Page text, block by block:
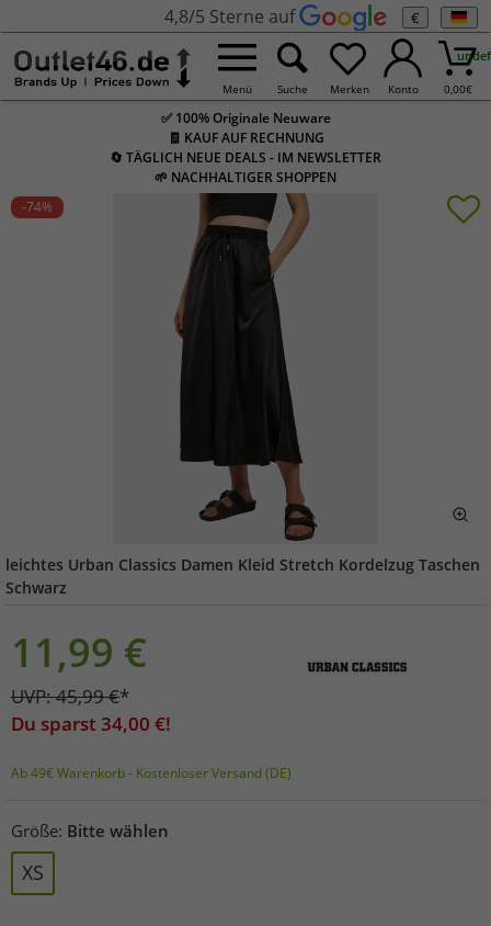
4,8/5 Sterne auf €
Menü Suche Merken Konto 0,00€
✅ 100% Originale Neuware
🧾 KAUF AUF RECHNUNG
🔄 TÄGLICH NEUE DEALS - IM NEWSLETTER
🌱 NACHHALTIGER SHOPPEN
-74%
leichtes Urban Classics Damen Kleid Stretch Kordelzug Taschen
Schwarz
11,99 €
UVP:45,99€*
Du sparst 34,00 €!
Ab 49€ Warenkorb - Kostenloser Versand (DE)
Größe: Bitte wählen
XS